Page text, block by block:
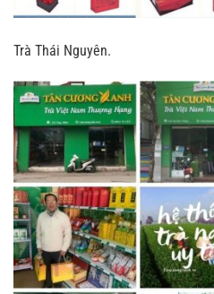
Trà Thái Nguyên.